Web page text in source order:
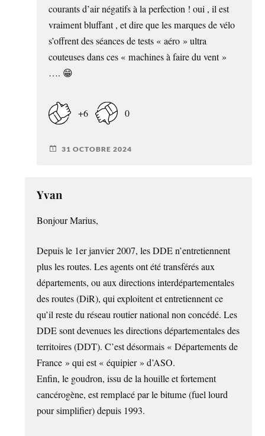
courants d’air négatifs à la perfection ! oui , il est
vraiment bluffant , et dire que les marques de vélo
s’offrent des séances de tests « aéro » ultra
couteuses dans ces « machines à faire du vent »
…. 😁
+6 0
31 OCTOBRE 2024
Yvan
Bonjour Marius,
Depuis le 1er janvier 2007, les DDE n’entretiennent
plus les routes. Les agents ont été transférés aux
départements, ou aux directions interdépartementales
des routes (DiR), qui exploitent et entretiennent ce
qu’il reste du réseau routier national non concédé. Les
DDE sont devenues les directions départementales des
territoires (DDT). C’est désormais « Départements de
France » qui est « équipier » d’ASO.
Enfin, le goudron, issu de la houille et fortement
cancérogène, est remplacé par le bitume (fuel lourd
pour simplifier) depuis 1993.